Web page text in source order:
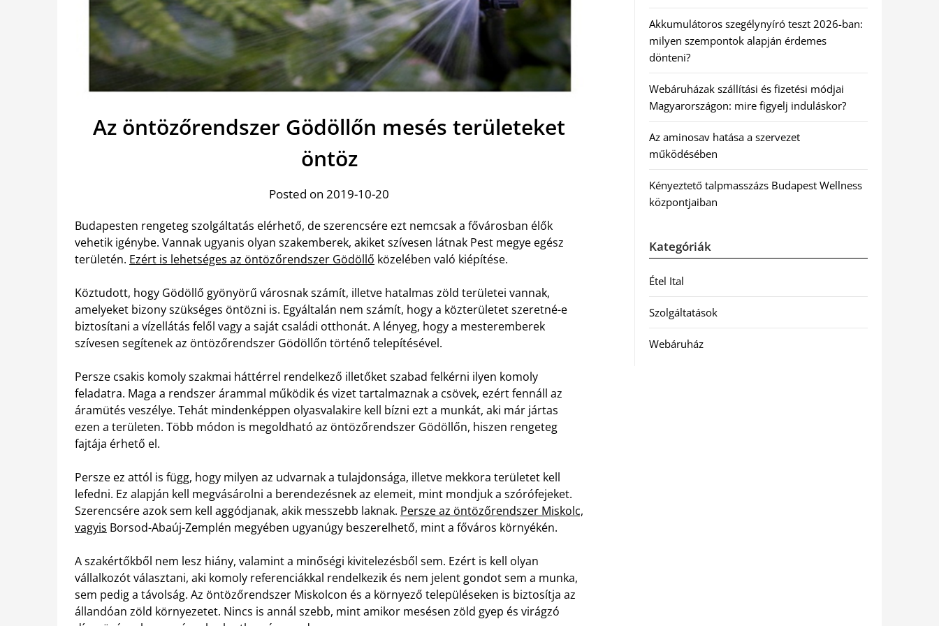
Az öntözőrendszer Gödöllőn mesés területeket
öntöz
Posted on 2019-10-20
Budapesten rengeteg szolgáltatás elérhető, de szerencsére ezt nemcsak a fővárosban élők
vehetik igénybe. Vannak ugyanis olyan szakemberek, akiket szívesen látnak Pest megye egész
területén. Ezért is lehetséges az öntözőrendszer Gödöllő közelében való kiépítése.
Köztudott, hogy Gödöllő gyönyörű városnak számít, illetve hatalmas zöld területei vannak,
amelyeket bizony szükséges öntözni is. Egyáltalán nem számít, hogy a közterületet szeretné-e
biztosítani a vízellátás felől vagy a saját családi otthonát. A lényeg, hogy a mesteremberek
szívesen segítenek az öntözőrendszer Gödöllőn történő telepítésével.
Persze csakis komoly szakmai háttérrel rendelkező illetőket szabad felkérni ilyen komoly
feladatra. Maga a rendszer árammal működik és vizet tartalmaznak a csövek, ezért fennáll az
áramütés veszélye. Tehát mindenképpen olyasvalakire kell bízni ezt a munkát, aki már jártas
ezen a területen. Több módon is megoldható az öntözőrendszer Gödöllőn, hiszen rengeteg
fajtája érhető el.
Persze ez attól is függ, hogy milyen az udvarnak a tulajdonsága, illetve mekkora területet kell
lefedni. Ez alapján kell megvásárolni a berendezésnek az elemeit, mint mondjuk a szórófejeket.
Szerencsére azok sem kell aggódjanak, akik messzebb laknak. Persze az öntözőrendszer Miskolc,
vagyis Borsod-Abaúj-Zemplén megyében ugyanúgy beszerelhető, mint a főváros környékén.
A szakértőkből nem lesz hiány, valamint a minőségi kivitelezésből sem. Ezért is kell olyan
vállalkozót választani, aki komoly referenciákkal rendelkezik és nem jelent gondot sem a munka,
sem pedig a távolság. Az öntözőrendszer Miskolcon és a környező településeken is biztosítja az
állandóan zöld környezetet. Nincs is annál szebb, mint amikor mesésen zöld gyep és virágzó
Akkumulátoros szegélynyíró teszt 2026-ban:
milyen szempontok alapján érdemes
dönteni?
Webáruházak szállítási és fizetési módjai
Magyarországon: mire figyelj induláskor?
Az aminosav hatása a szervezet
működésében
Kényeztető talpmasszázs Budapest Wellness
központjaiban
Kategóriák
Étel Ital
Szolgáltatások
Webáruház